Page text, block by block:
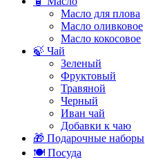
Масло для плова
Масло оливковое
Масло кокосовое
🍃 Чай
Зеленый
Фруктовый
Травяной
Черный
Иван чай
Добавки к чаю
🎁 Подарочные наборы
🍽️ Посуда